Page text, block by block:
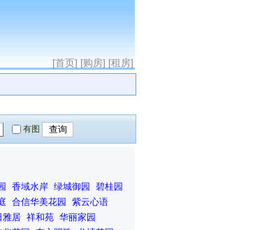
[首页] [购房] [租房]
有图
香域水岸 绿城御园
碧桂园
合信华美花园
紫云心语
雅居 祥和苑 华丽家园